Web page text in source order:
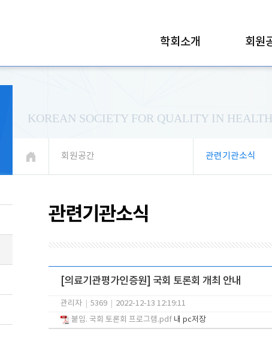
학회소개 회원
KOREAN SOCIETY FOR QUALITY IN
회원공간 관련기관소식
관련기관소식
[의료기관평가인증원] 국회 토론회 개최 안내
관리자 5369
2022-12-13 12:19:11
붙임. 국회 토론회 프로그램.pdf 내 pc저장